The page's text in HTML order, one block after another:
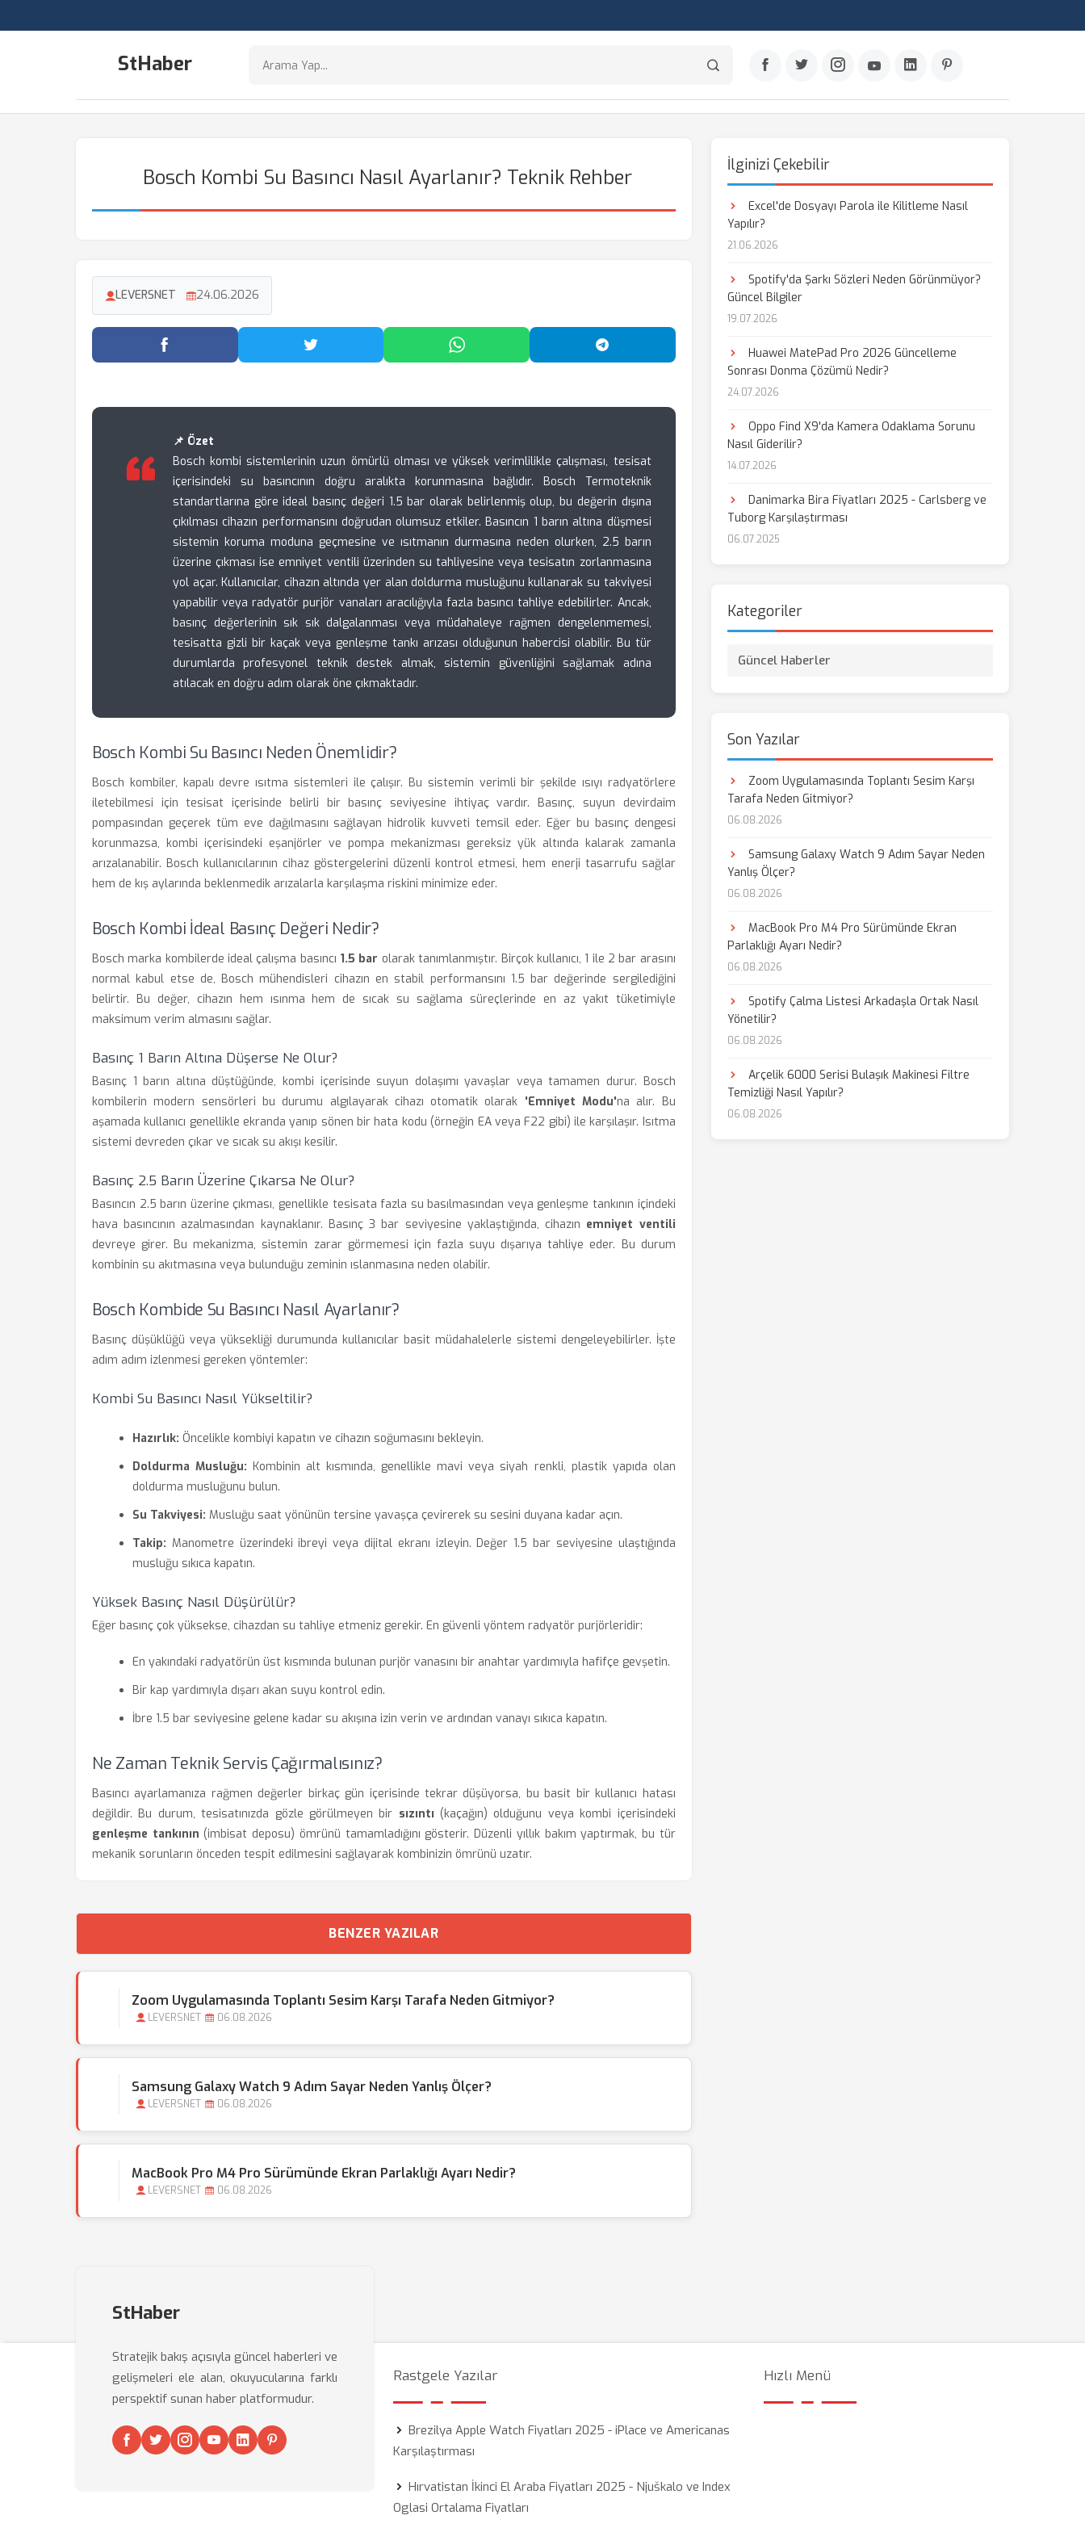
StHaber
Bosch Kombi Su Basıncı Nasıl Ayarlanır? Teknik Rehber
LEVERSNET 24.06.2026
Facebook'ta Paylaş Twitter'da Paylaş WhatsApp'ta Paylaş Telegram'da Paylaş
📌 Özet
Bosch kombi sistemlerinin uzun ömürlü olması ve yüksek verimlilikle çalışması, tesisat
içerisindeki su basıncının doğru aralıkta korunmasına bağlıdır. Bosch Termoteknik
standartlarına göre ideal basınç değeri 1.5 bar olarak belirlenmiş olup, bu değerin dışına
çıkılması cihazın performansını doğrudan olumsuz etkiler. Basıncın 1 barın altına düşmesi
sistemin koruma moduna geçmesine ve ısıtmanın durmasına neden olurken, 2.5 barın
üzerine çıkması ise emniyet ventili üzerinden su tahliyesine veya tesisatın zorlanmasına
yol açar. Kullanıcılar, cihazın altında yer alan doldurma musluğunu kullanarak su takviyesi
yapabilir veya radyatör purjör vanaları aracılığıyla fazla basıncı tahliye edebilirler. Ancak,
basınç değerlerinin sık sık dalgalanması veya müdahaleye rağmen dengelenmemesi,
tesisatta gizli bir kaçak veya genleşme tankı arızası olduğunun habercisi olabilir. Bu tür
durumlarda profesyonel teknik destek almak, sistemin güvenliğini sağlamak adına
atılacak en doğru adım olarak öne çıkmaktadır.
Bosch Kombi Su Basıncı Neden Önemlidir?
Bosch kombiler, kapalı devre ısıtma sistemleri ile çalışır. Bu sistemin verimli bir şekilde ısıyı radyatörlere
iletebilmesi için tesisat içerisinde belirli bir basınç seviyesine ihtiyaç vardır. Basınç, suyun devirdaim
pompasından geçerek tüm eve dağılmasını sağlayan hidrolik kuvveti temsil eder. Eğer bu basınç dengesi
korunmazsa, kombi içerisindeki eşanjörler ve pompa mekanizması gereksiz yük altında kalarak zamanla
arızalanabilir. Bosch kullanıcılarının cihaz göstergelerini düzenli kontrol etmesi, hem enerji tasarrufu sağlar
hem de kış aylarında beklenmedik arızalarla karşılaşma riskini minimize eder.
Bosch Kombi İdeal Basınç Değeri Nedir?
Bosch marka kombilerde ideal çalışma basıncı 1.5 bar olarak tanımlanmıştır. Birçok kullanıcı, 1 ile 2 bar arasını
normal kabul etse de, Bosch mühendisleri cihazın en stabil performansını 1.5 bar değerinde sergilediğini
belirtir. Bu değer, cihazın hem ısınma hem de sıcak su sağlama süreçlerinde en az yakıt tüketimiyle
maksimum verim almasını sağlar.
Basınç 1 Barın Altına Düşerse Ne Olur?
Basınç 1 barın altına düştüğünde, kombi içerisinde suyun dolaşımı yavaşlar veya tamamen durur. Bosch
kombilerin modern sensörleri bu durumu algılayarak cihazı otomatik olarak 'Emniyet Modu'na alır. Bu
aşamada kullanıcı genellikle ekranda yanıp sönen bir hata kodu (örneğin EA veya F22 gibi) ile karşılaşır. Isıtma
sistemi devreden çıkar ve sıcak su akışı kesilir.
Basınç 2.5 Barın Üzerine Çıkarsa Ne Olur?
Basıncın 2.5 barın üzerine çıkması, genellikle tesisata fazla su basılmasından veya genleşme tankının içindeki
hava basıncının azalmasından kaynaklanır. Basınç 3 bar seviyesine yaklaştığında, cihazın emniyet ventili
devreye girer. Bu mekanizma, sistemin zarar görmemesi için fazla suyu dışarıya tahliye eder. Bu durum
kombinin su akıtmasına veya bulunduğu zeminin ıslanmasına neden olabilir.
Bosch Kombide Su Basıncı Nasıl Ayarlanır?
Basınç düşüklüğü veya yüksekliği durumunda kullanıcılar basit müdahalelerle sistemi dengeleyebilirler. İşte
adım adım izlenmesi gereken yöntemler:
Kombi Su Basıncı Nasıl Yükseltilir?
Hazırlık: Öncelikle kombiyi kapatın ve cihazın soğumasını bekleyin.
Doldurma Musluğu: Kombinin alt kısmında, genellikle mavi veya siyah renkli, plastik yapıda olan
doldurma musluğunu bulun.
Su Takviyesi: Musluğu saat yönünün tersine yavaşça çevirerek su sesini duyana kadar açın.
Takip: Manometre üzerindeki ibreyi veya dijital ekranı izleyin. Değer 1.5 bar seviyesine ulaştığında
musluğu sıkıca kapatın.
Yüksek Basınç Nasıl Düşürülür?
Eğer basınç çok yüksekse, cihazdan su tahliye etmeniz gerekir. En güvenli yöntem radyatör purjörleridir:
En yakındaki radyatörün üst kısmında bulunan purjör vanasını bir anahtar yardımıyla hafifçe gevşetin.
Bir kap yardımıyla dışarı akan suyu kontrol edin.
İbre 1.5 bar seviyesine gelene kadar su akışına izin verin ve ardından vanayı sıkıca kapatın.
Ne Zaman Teknik Servis Çağırmalısınız?
Basıncı ayarlamanıza rağmen değerler birkaç gün içerisinde tekrar düşüyorsa, bu basit bir kullanıcı hatası
değildir. Bu durum, tesisatınızda gözle görülmeyen bir sızıntı (kaçağın) olduğunu veya kombi içerisindeki
genleşme tankının (imbisat deposu) ömrünü tamamladığını gösterir. Düzenli yıllık bakım yaptırmak, bu tür
mekanik sorunların önceden tespit edilmesini sağlayarak kombinizin ömrünü uzatır.
BENZER YAZILAR
Zoom Uygulamasında Toplantı Sesim Karşı Tarafa Neden Gitmiyor?
LEVERSNET 06.08.2026
Samsung Galaxy Watch 9 Adım Sayar Neden Yanlış Ölçer?
LEVERSNET 06.08.2026
MacBook Pro M4 Pro Sürümünde Ekran Parlaklığı Ayarı Nedir?
LEVERSNET 06.08.2026
İlginizi Çekebilir
Excel'de Dosyayı Parola ile Kilitleme Nasıl
Yapılır?
21.06.2026
Spotify'da Şarkı Sözleri Neden Görünmüyor?
Güncel Bilgiler
19.07.2026
Huawei MatePad Pro 2026 Güncelleme
Sonrası Donma Çözümü Nedir?
24.07.2026
Oppo Find X9'da Kamera Odaklama Sorunu
Nasıl Giderilir?
14.07.2026
Danimarka Bira Fiyatları 2025 - Carlsberg ve
Tuborg Karşılaştırması
06.07.2025
Kategoriler
Güncel Haberler
Son Yazılar
Zoom Uygulamasında Toplantı Sesim Karşı
Tarafa Neden Gitmiyor?
06.08.2026
Samsung Galaxy Watch 9 Adım Sayar Neden
Yanlış Ölçer?
06.08.2026
MacBook Pro M4 Pro Sürümünde Ekran
Parlaklığı Ayarı Nedir?
06.08.2026
Spotify Çalma Listesi Arkadaşla Ortak Nasıl
Yönetilir?
06.08.2026
Arçelik 6000 Serisi Bulaşık Makinesi Filtre
Temizliği Nasıl Yapılır?
06.08.2026
StHaber
Stratejik bakış açısıyla güncel haberleri ve
gelişmeleri ele alan, okuyucularına farklı
perspektif sunan haber platformudur.
Rastgele Yazılar
Brezilya Apple Watch Fiyatları 2025 - iPlace ve Americanas
Karşılaştırması
Hırvatistan İkinci El Araba Fiyatları 2025 - Njuškalo ve Index
Oglasi Ortalama Fiyatları
Hızlı Menü